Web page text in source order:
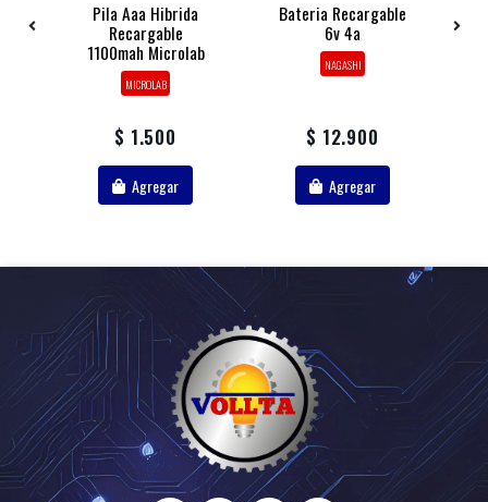
Pila Aaa Hibrida
Recargable
1100mah Microlab
MICROLAB
$ 1.500
Agregar
Bateria Recargable
6v 4a
NAGASHI
$ 12.900
Agregar